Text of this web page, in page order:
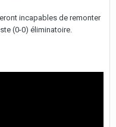
incapables de remonter
(0-0) éliminatoire.